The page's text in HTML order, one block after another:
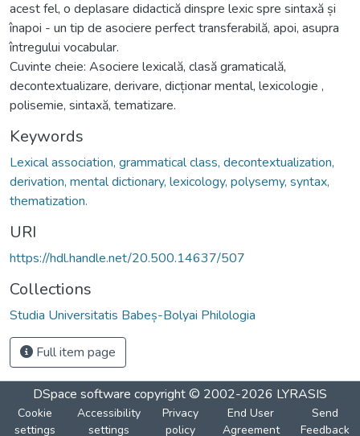
acest fel, o deplasare didactică dinspre lexic spre sintaxă și
înapoi - un tip de asociere perfect transferabilă, apoi, asupra
întregului vocabular.
Cuvinte cheie: Asociere lexicală, clasă gramaticală,
decontextualizare, derivare, dicționar mental, lexicologie ,
polisemie, sintaxă, tematizare.
Keywords
Lexical association, grammatical class, decontextualization,
derivation, mental dictionary, lexicology, polysemy, syntax,
thematization.
URI
https://hdl.handle.net/20.500.14637/507
Collections
Studia Universitatis Babeș-Bolyai Philologia
Full item page
DSpace software copyright © 2002-2026 LYRASIS
Cookie
settings
Accessibility
settings
Privacy
policy
End User
Agreement
Send
Feedback